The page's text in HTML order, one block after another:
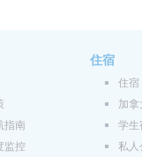
指南
监控
住宿
住宿
加
学生
私人